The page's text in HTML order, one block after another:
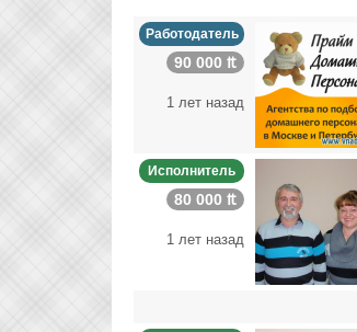
Работодатель
90 000 ₶
1 лет назад
Исполнитель
80 000 ₶
1 лет назад